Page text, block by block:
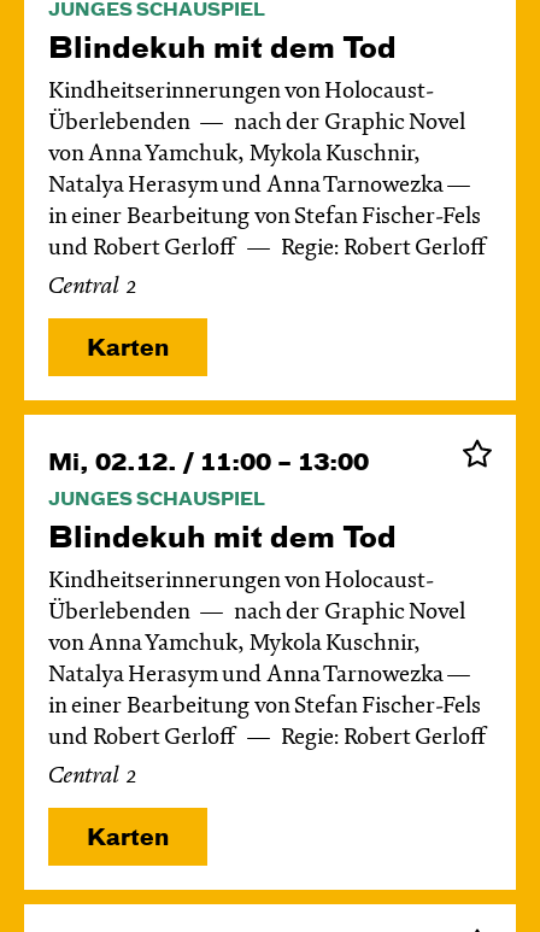
JUNGES SCHAUSPIEL
Blinde­kuh mit dem Tod
Kindheitserinnerungen von Holocaust-
Überlebenden
nach der Graphic Novel
von Anna Yamchuk, Mykola Kuschnir,
Natalya Herasym und Anna Tarnowezka —
in einer Bearbeitung von Stefan Fischer-Fels
und Robert Gerloff
Regie: Robert Gerloff
Central 2
Karten
Mi, 02.12. / 11:00 – 13:00
JUNGES SCHAUSPIEL
Blinde­kuh mit dem Tod
Kindheitserinnerungen von Holocaust-
Überlebenden
nach der Graphic Novel
von Anna Yamchuk, Mykola Kuschnir,
Natalya Herasym und Anna Tarnowezka —
in einer Bearbeitung von Stefan Fischer-Fels
und Robert Gerloff
Regie: Robert Gerloff
Central 2
Karten